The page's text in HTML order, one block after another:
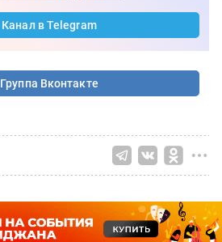
Канал в Telegram
Группа Вконтакте